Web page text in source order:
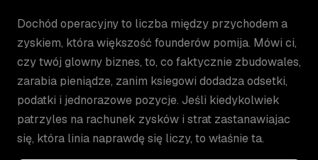
Dochód operacyjny to liczba między przychodem a
zyskiem, która większość founderów pomija. Mówi ci,
czy twój glowny biznes, to, co faktycznie zbudowales,
zarabia pieniądze, zanim ksiegowi dodadza odsetki,
podatki i jednorazowe pozycje. Jeśli kiedykolwiek
patrzyles na rachunek zysków i strat zastanawiajac
się, która linia naprawdę się liczy, to właśnie ta.